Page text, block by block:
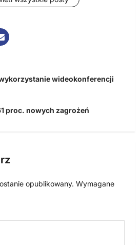
wideokonferencji
proc. nowych zagrożeń
opublikowany. Wymagane